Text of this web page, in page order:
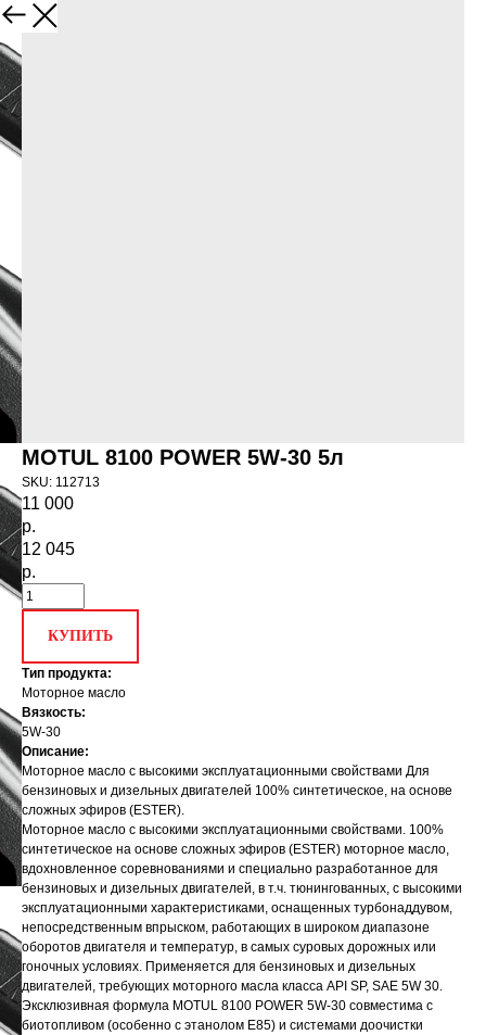
НАЗАД
MOTUL 8100 POWER 5W-30 5л
SKU: 112713
11 000
р.
12 045
р.
КУПИТЬ
Тип продукта:
Моторное масло
Вязкость:
5W-30
Описание:
Моторное масло с высокими эксплуатационными свойствами Для
бензиновых и дизельных двигателей 100% синтетическое, на основе
сложных эфиров (ESTER).
Моторное масло с высокими эксплуатационными свойствами. 100%
синтетическое на основе сложных эфиров (ESTER) моторное масло,
вдохновленное соревнованиями и специально разработанное для
бензиновых и дизельных двигателей, в т.ч. тюнингованных, с высокими
эксплуатационными характеристиками, оснащенных турбонаддувом,
непосредственным впрыском, работающих в широком диапазоне
оборотов двигателя и температур, в самых суровых дорожных или
гоночных условиях. Применяется для бензиновых и дизельных
двигателей, требующих моторного масла класса API SP, SAE 5W 30.
Эксклюзивная формула MOTUL 8100 POWER 5W-30 совместима с
биотопливом (особенно с этанолом E85) и системами доочистки